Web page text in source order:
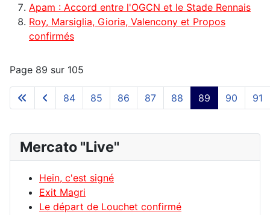
Apam : Accord entre l'OGCN et le Stade Rennais
Roy, Marsiglia, Gioria, Valencony et Propos
confirmés
Page 89 sur 105
84 85 86 87 88 89 90 91
Mercato "Live"
Hein, c'est signé
Exit Magri
Le départ de Louchet confirmé